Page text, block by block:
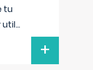
tu
...
+